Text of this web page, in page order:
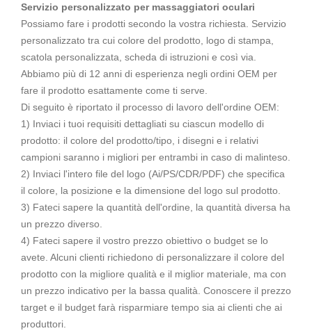
Servizio personalizzato per massaggiatori oculari
Possiamo fare i prodotti secondo la vostra richiesta. Servizio
personalizzato tra cui colore del prodotto, logo di stampa,
scatola personalizzata, scheda di istruzioni e così via.
Abbiamo più di 12 anni di esperienza negli ordini OEM per
fare il prodotto esattamente come ti serve.
Di seguito è riportato il processo di lavoro dell'ordine OEM:
1) Inviaci i tuoi requisiti dettagliati su ciascun modello di
prodotto: il colore del prodotto/tipo, i disegni e i relativi
campioni saranno i migliori per entrambi in caso di malinteso.
2) Inviaci l'intero file del logo (Ai/PS/CDR/PDF) che specifica
il colore, la posizione e la dimensione del logo sul prodotto.
3) Fateci sapere la quantità dell'ordine, la quantità diversa ha
un prezzo diverso.
4) Fateci sapere il vostro prezzo obiettivo o budget se lo
avete. Alcuni clienti richiedono di personalizzare il colore del
prodotto con la migliore qualità e il miglior materiale, ma con
un prezzo indicativo per la bassa qualità. Conoscere il prezzo
target e il budget farà risparmiare tempo sia ai clienti che ai
produttori.